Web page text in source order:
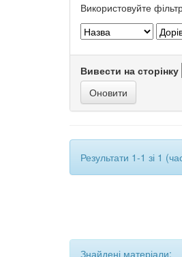
Використовуйте
Вивести на сторінку
Результати 1-1 зі 1
Знайдені матеріали: